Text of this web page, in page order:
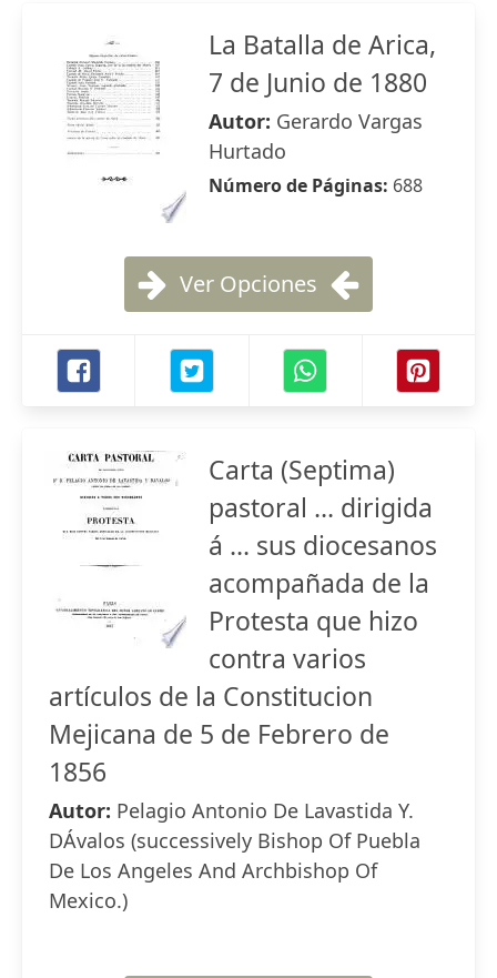
La Batalla de Arica,
7 de Junio de 1880
Autor: Gerardo Vargas
Hurtado
Número de Páginas: 688
Ver Opciones
Carta (Septima)
pastoral ... dirigida
á ... sus diocesanos
acompañada de la
Protesta que hizo
contra varios
artículos de la Constitucion
Mejicana de 5 de Febrero de
1856
Autor: Pelagio Antonio De Lavastida Y.
DÁvalos (successively Bishop Of Puebla
De Los Angeles And Archbishop Of
Mexico.)